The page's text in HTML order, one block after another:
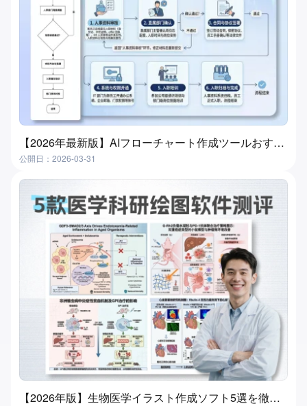
【2026年最新版】AIフローチャート作成ツールおすすめ7選｜3分で自動生成、初心者でも簡単
公開日：2026-03-31
【2026年版】生物医学イラスト作成ソフト5選を徹底比較｜失敗しない選び方